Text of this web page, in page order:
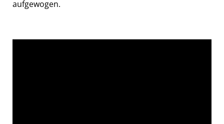
aufgewogen.